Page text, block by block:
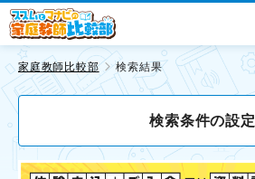
家庭教師比較部 検索結果
検索条件の設定